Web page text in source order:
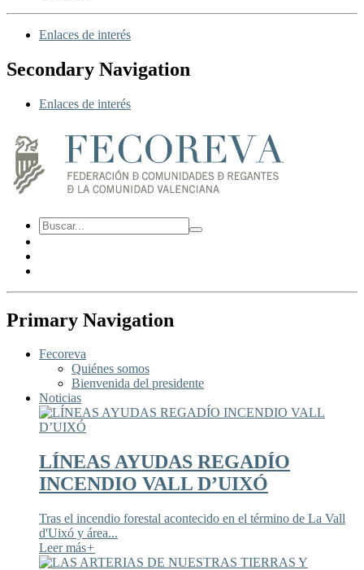
Enlaces de interés
Secondary Navigation
Enlaces de interés
Primary Navigation
Fecoreva
Quiénes somos
Bienvenida del presidente
Noticias
LÍNEAS AYUDAS REGADÍO
INCENDIO VALL D’UIXÓ
Tras el incendio forestal acontecido en el término de La Vall
d'Uixó y área...
Leer más+